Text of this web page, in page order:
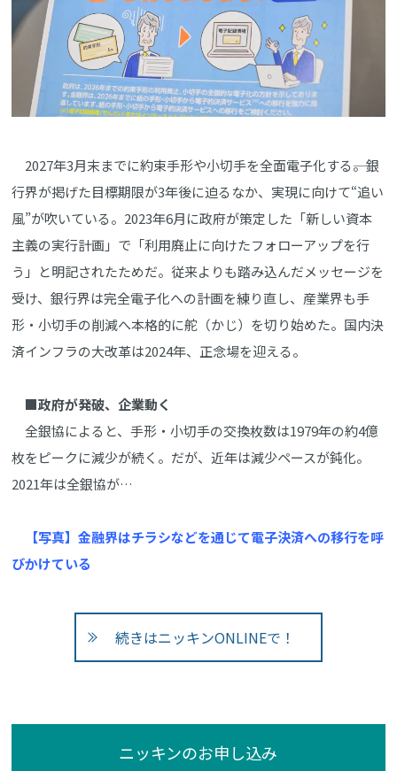
2027年3月末までに約束手形や小切手を全面電子化する――。銀
行界が掲げた目標期限が3年後に迫るなか、実現に向けて“追い
風”が吹いている。2023年6月に政府が策定した「新しい資本
主義の実行計画」で「利用廃止に向けたフォローアップを行
う」と明記されたためだ。従来よりも踏み込んだメッセージを
受け、銀行界は完全電子化への計画を練り直し、産業界も手
形・小切手の削減へ本格的に舵（かじ）を切り始めた。国内決
済インフラの大改革は2024年、正念場を迎える。
■政府が発破、企業動く
全銀協によると、手形・小切手の交換枚数は1979年の約4億
枚をピークに減少が続く。だが、近年は減少ペースが鈍化。
2021年は全銀協が…
【写真】金融界はチラシなどを通じて電子決済への移行を呼
びかけている
続きはニッキンONLINEで！
ニッキンのお申し込み